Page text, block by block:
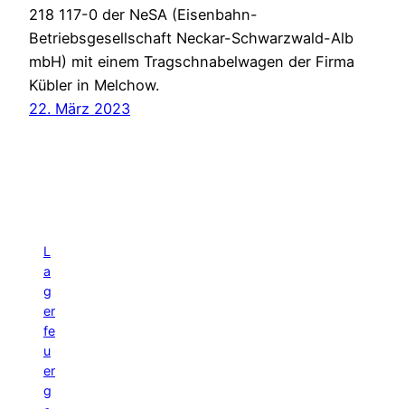
218 117-0 der NeSA (Eisenbahn-
Betriebsgesellschaft Neckar-Schwarzwald-Alb
mbH) mit einem Tragschnabelwagen der Firma
Kübler in Melchow.
22. März 2023
L
a
g
er
fe
u
er
g